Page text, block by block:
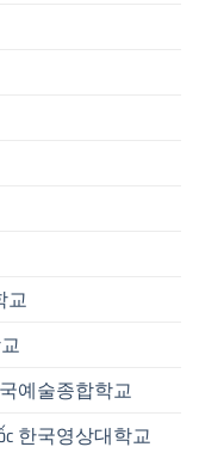
교
국예술종합학교
한국영상대학교